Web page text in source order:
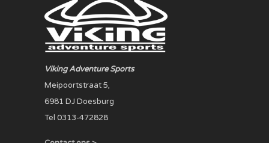
Viking Adventure Sports
Meipoortstraat 5,
6981 DJ Doesburg
Tel 0313-472828